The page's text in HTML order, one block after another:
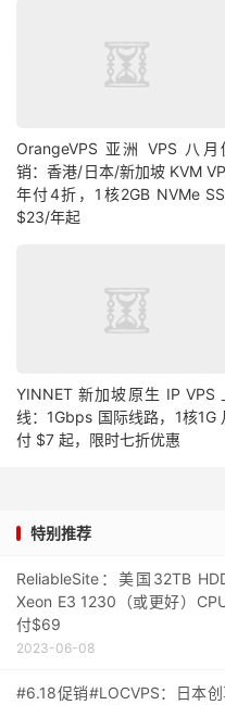
OrangeVPS 亚洲 VPS 八月
销：香港/日本/新加坡 KVM
年付4折，1核2GB NVMe
$23/年起
YINNET 新加坡原生 IP VPS
线：1Gbps 国际线路，1核1G
付 $7 起，限时七折优惠
特别推荐
ReliableSite：美国32TB
Xeon E3 1230（或更好）
付$69
2023-06-08
#6.18促销#LOCVPS：日本